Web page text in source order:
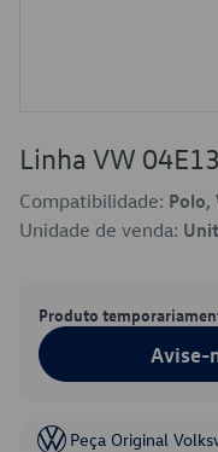
Linha VW
Compatibilidade: Polo,
Unidade de venda:
Produto
Avise-
Peça Original